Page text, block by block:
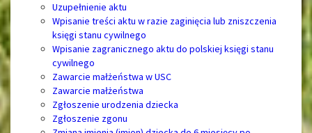
Uzupełnienie aktu
Wpisanie treści aktu w razie zaginięcia lub zniszczenia
księgi stanu cywilnego
Wpisanie zagranicznego aktu do polskiej księgi stanu
cywilnego
Zawarcie małżeństwa w USC
Zawarcie małżeństwa
Zgłoszenie urodzenia dziecka
Zgłoszenie zgonu